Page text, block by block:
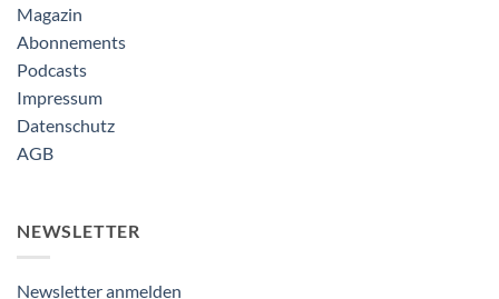
Magazin
Abonnements
Podcasts
Impressum
Datenschutz
AGB
NEWSLETTER
Newsletter anmelden